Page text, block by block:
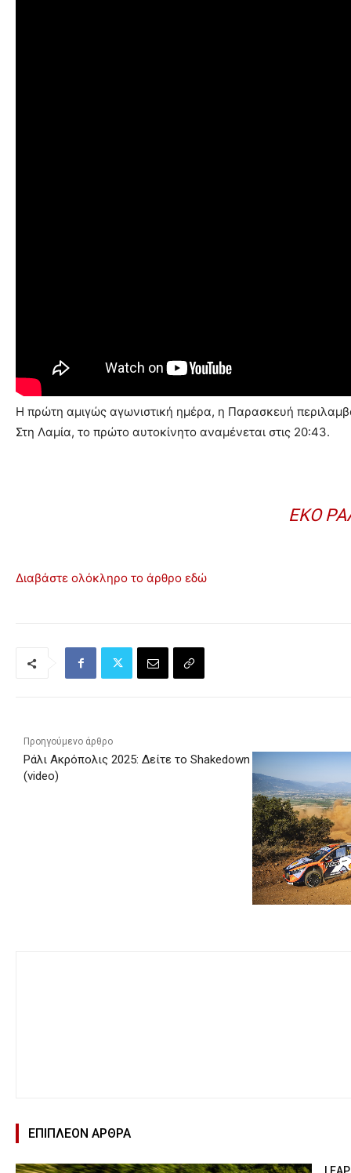
Η πρώτη αμιγώς αγωνιστική ημέρα, η Παρασκευή
Στη Λαμία, το πρώτο αυτοκίνητο αναμένεται στις 20:43.
ΕΚΟ
Διαβάστε ολόκληρο το άρθρο εδώ
Προηγούμενο άρθρο
Ράλι Ακρόπολις 2025: Δείτε το Shakedown
(video)
ΕΠΙΠΛΕΟΝ ΑΡΘΡΑ